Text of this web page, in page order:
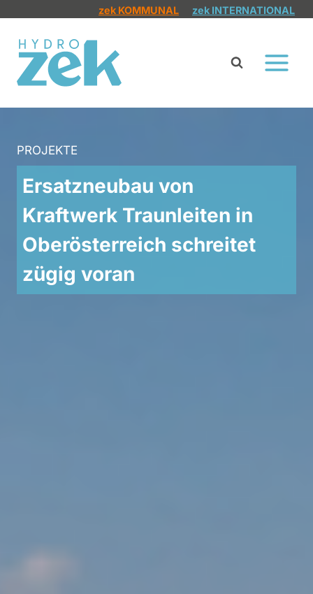
springen
zek KOMMUNAL zek INTERNATIONAL
PROJEKTE
Ersatzneubau von
Kraftwerk Traunleiten in
Oberösterreich schreitet
zügig voran